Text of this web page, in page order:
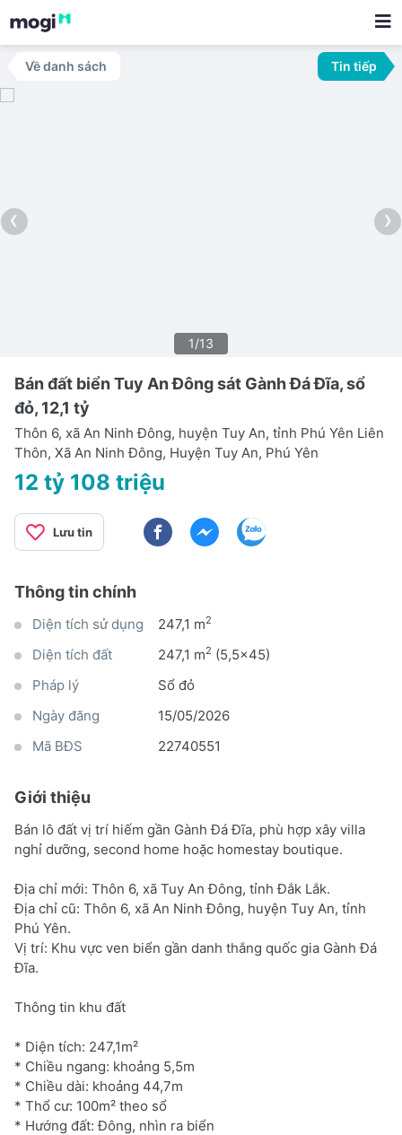
Về danh sách Tin tiếp
‹ ›
1/13
Bán đất biển Tuy An Đông sát Gành Đá Đĩa, sổ
đỏ, 12,1 tỷ
Thôn 6, xã An Ninh Đông, huyện Tuy An, tỉnh Phú Yên Liên
Thôn, Xã An Ninh Đông, Huyện Tuy An, Phú Yên
12 tỷ 108 triệu
Lưu tin
Thông tin chính
Diện tích sử dụng 247,1 m2
Diện tích đất 247,1 m2 (5,5x45)
Pháp lý
Sổ đỏ
Ngày đăng
15/05/2026
Mã BĐS
22740551
Giới thiệu
Bán lô đất vị trí hiếm gần Gành Đá Đĩa, phù hợp xây villa
nghỉ dưỡng, second home hoặc homestay boutique.
Địa chỉ mới: Thôn 6, xã Tuy An Đông, tỉnh Đắk Lắk.
Địa chỉ cũ: Thôn 6, xã An Ninh Đông, huyện Tuy An, tỉnh
Phú Yên.
Vị trí: Khu vực ven biển gần danh thắng quốc gia Gành Đá
Đĩa.
Thông tin khu đất
* Diện tích: 247,1m²
* Chiều ngang: khoảng 5,5m
* Chiều dài: khoảng 44,7m
* Thổ cư: 100m² theo sổ
* Hướng đất: Đông, nhìn ra biển